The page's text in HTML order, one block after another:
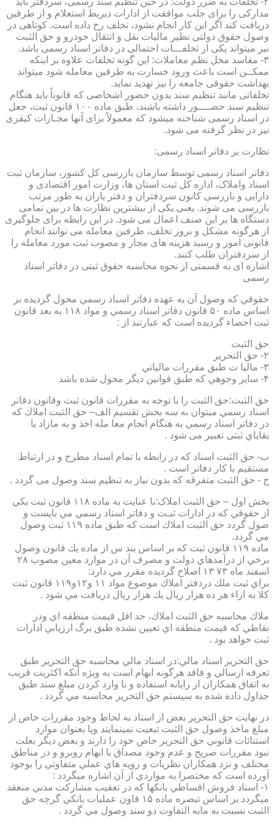
مدارکی را برای جلب موافقت از ادارات ذیربط استعلام و از طرفین
دریافت کند اگر این کار انجام نشود، تخلف رخ داده است. کوتاهی در
وصول حقوق دولتی نظیر مالیات نقل و انتقال خودرو و حق الثبت
نیز میتواند یکی از تخلفـــات احتمالی در دفاتر اسناد رسمی باشد.
۳- مفاسد مخل نظم معاملات: این گونه تخلفات علاوه بر اینکه
ممکــن است باعث ورود خسارت به طرفین معامله شود میتواند
بهداشت حقوقی جامعه را نیز تهدید نماید.
تخلفاتی مانند تنظیم سند بدون حضور اشخاصی که قانوناً باید هنگام
تنظیم سند حضــــور داشته باشند، طبق ماده ۱۰۰ قانون ثبت، جعل
در اسناد رسمی شناخته میشود که معمولاً برای آنها مجـازات کیفری
نیز در نظر گرفته می شود.
نظارت بر دفاتر اسناد رسمی:
دفاتر اسناد رسمی توسط سازمان بازرسی کل کشور، سازمان ثبت
اسناد واملاک، اداره کل ثبت استان ها، وزارت امور اقتصادی و
دارایی و بازرسی کانون سردفتران و دفتر یاران به طور مرتب
بازرسی می شوند. یعنی یکی از بیشترین نظارت ها در بین تمامی
دستگاه ها بر این صنف اعمال می شود. در این رابطه برای جلوگیری
از هرگونه مشکل و بروز تخلف، طرفین معامله می توانند انجام
قانونی امور و رسید هزینه های مجاز و مصوب ثبت مورد معامله را
از سردفتران طلب کنند.
اشاره ای به قسمتی از نحوه محاسبه حقوق ثبتی در دفاتر اسناد
رسمی
حقوقي كه وصول آن به عهده دفاتر اسناد رسمي محول گرديده بر
اساس ماده ۵۰ قانون دفاتر اسناد رسمي و مواد ۱۱۸ به بعد قانون
ثبت احصاء گرديده است كه عبارتند از :
حق الثبت
۲- حق التحرير
۳- ماليا ت طبق مقررات مالياتي
۴- ساير وجوهي كه طبق قوانين ديگر محول شده باشد
حق الثبت:حق الثبت را با توجه به مقررات قانون ثبت وقانون دفاتر
اسناد رسمي ميتوان به سه بخش تقسيم الف– حق الثبت املاك كه
در دفاتر اسناد رسمي به هنگام انجام معا مله اخذ و به مازاد يا
بقاياي ثبتی تعبیر می شود .
ب- حق الثبت اسناد كه در رابطه با تمام اسناد مطرح و در ارتباط
مستقيم با كار دفاتر است .
ج - حق الثبت متفرقه كه بدون نياز به تنظیم سند وصول می گردد .
بخش اول – حق الثبت املاک:با عنايت به ماده ۱۱۸ قانون ثبت يكي
از حقوقي كه در ادارات ثبـت و دفاتر اسناد رسمي مي بايست و
صول گردد حق الثبت املاك است كه طبق ماده ۱۱۹ ثبت وصول
مي گردد.
ماده ۱۱۹ قانون ثبت كه بر اساس بند س از ماده يك قانون وصول
برخي از درآمدهاي دولت و مصرف آن در موارد معين مصوب ۲۸
اسفند ماه ۷۳ ۱۳ اصلاح گرديده مقرر مي دارد:
براي ثبت ملك دردفتر املاك موضوع مواد ۱۱ و۱۲و۱۱۹ قانون ثبت
كلا به ازاء هر ده هزار ريال يك هزار ريال دريافت مي شود .
ملاك محاسبه حق الثبت املاك، حد اقل قيمت منطقه اي ودر
نقاطي كه قيمت منطقه اي تعيين نشده طبق برگ ارزيابي ادارات
ثبت خواهد بود .
حق التحرير اسناد مالي:در اسناد مالي محاسبه حق التحرير طبق
تعرفه ارسالي و فاقد هرگونه ابهام است به ويژه آنكه اكثريت قريب
به اتفاق همكاران از رايانه استفاده و با وارد كردن مبلغ سند طبق
جداول داده شده به سيستم حق التحرير محاسبه مي گردد .
در نهايت حق التحرير بعض از اسناد به لحاظ وجود مقررات خاص از
مبلغ ماخذ وصول حق الثبت تبعيت نمينمايند ويا بعنوان موارد
استنائات قانوني حق التحرير خاص خود را دارند و بعض ديگر بعلت
نبود مقررات صريح و عدم وجود مصداق با ابهام روبرو و در مناطق
مختلف و نزد همكاران نظريات و رويه هاي عملي متفاوتي را بوجود
آورده است كه مختصرا به مواردي از آن اشاره ميگردد :
۱- اسناد فروش اقساطي بانكها كه در تعقيب مشاركت مدني منعقد
ميگردد بر اساس تبصره ماده ۱۵ قاون عمليات بانكي گرچه حق
الثبت نسبت به مابه التفاوت دو سند وصول مي گردد .